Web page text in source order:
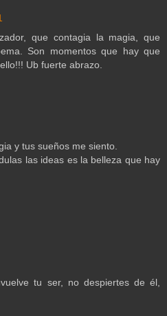
que contagia la magia, que
Son momentos que hay que
Ub fuerte abrazo.
y tus sueños me siento.
las ideas es la belleza que hay
tu ser, no despiertes de él,